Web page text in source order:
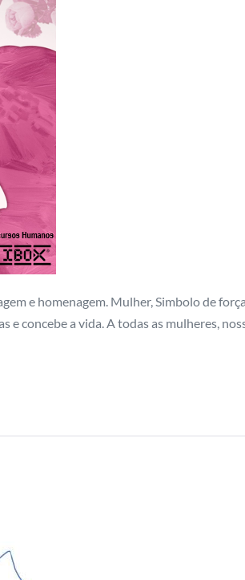
e homenagem. Mulher, Simbolo de
concebe a vida. A todas as mulheres,